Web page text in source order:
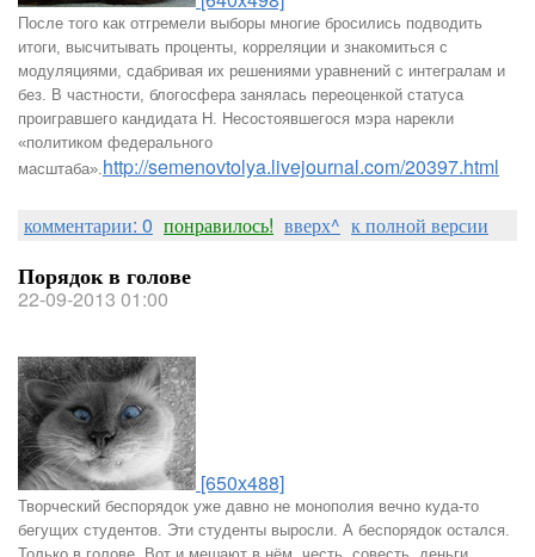
После того как отгремели выборы многие бросились подводить
итоги, высчитывать проценты, корреляции и знакомиться с
модуляциями, сдабривая их решениями уравнений с интегралам и
без. В частности, блогосфера занялась переоценкой статуса
проигравшего кандидата Н. Несостоявшегося мэра нарекли
«политиком федерального
масштаба».http://semenovtolya.livejournal.com/20397.html
комментарии: 0 понравилось! вверх^ к полной версии
Порядок в голове
22-09-2013 01:00
[650x488]
Творческий беспорядок уже давно не монополия вечно куда-то
бегущих студентов. Эти студенты выросли. А беспорядок остался.